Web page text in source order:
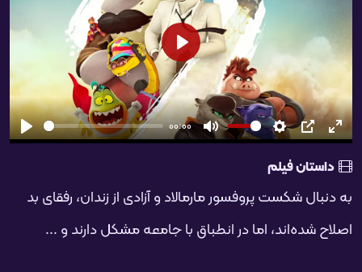
شروع
00:00
بی‌صدا تنظیمات
PIP تمام
شروع
داستان فیلم
به دنبال شکست پروفسور مارمالاد و آزادی از زندان، رفقای بد
اصلاح شده‌اند، اما در انطباق با جامعه مشکل دارند و ...